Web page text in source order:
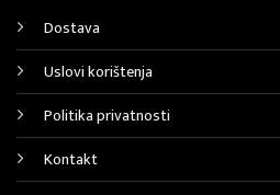
Dostava
Uslovi korištenja
Politika privatnosti
Kontakt